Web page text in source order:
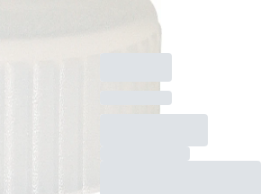
Material: LD-PE,